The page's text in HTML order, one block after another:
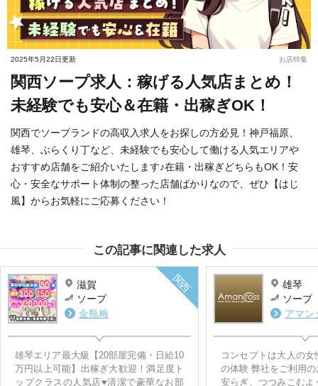
関東 関西
東海
中国
九州
沖縄
北海道 東北
甲信越
北陸
2025年5月22日更新 お店特集
関西ソープ求人：稼げる人気店まとめ！
未経験でも安心＆在籍・出稼ぎOK！
関西でソープランドの高収入求人をお探しの方必見！神戸福原、
雄琴、ぶらくり丁など、未経験でも安心して働ける人気エリアや
おすすめ店舗をご紹介いたします♪在籍・出稼ぎどちらもOK！安
心・安全なサポート体制の整った店舗ばかりなので、ぜひ【はじ
風】からお気軽にご応募ください！
この記事に関連した求人
滋賀
ソープ
金瓶梅
雄琴エリア最大級【20部屋完備・日給10
万円以上可能】出稼ぎ大歓迎！満足度ト
ップクラスの人気店♥清潔で豪華なお部
雄琴
ソープ
アマン
コンセプトは大人の
の体験 弊社をご利用のお客様は癒やしや
安らぎ、つつみこむよ